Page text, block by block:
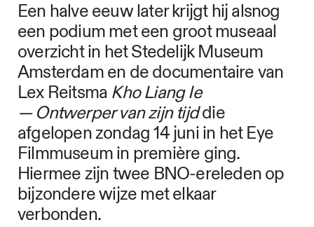
Een halve eeuw later krijgt hij alsnog
een podium met een groot museaal
overzicht in het Stedelijk Museum
Amsterdam en de documentaire van
Lex Reitsma Kho Liang Ie
— Ontwerper van zijn tijddie
afgelopen zondag 14 juni in het Eye
Filmmuseum in première ging.
Hiermee zijn twee BNO-ereleden op
bijzondere wijze met elkaar
verbonden.